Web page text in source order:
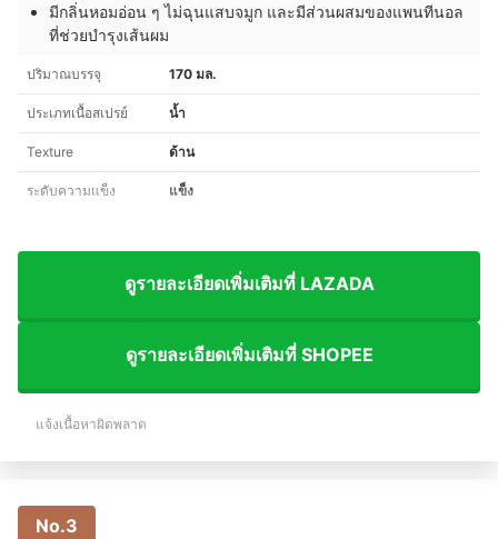
มีกลิ่นหอมอ่อน ๆ ไม่ฉุนแสบจมูก และมีส่วนผสมของแพนทีนอล
ที่ช่วยบำรุงเส้นผม
ปริมาณบรรจุ 170 มล.
ประเภทเนื้อสเปรย์ น้ำ
Texture ด้าน
ระดับความแข็ง แข็ง
ดูรายละเอียดเพิ่มเติมที่ LAZADA
ดูรายละเอียดเพิ่มเติมที่ SHOPEE
แจ้งเนื้อหาผิดพลาด
No.3